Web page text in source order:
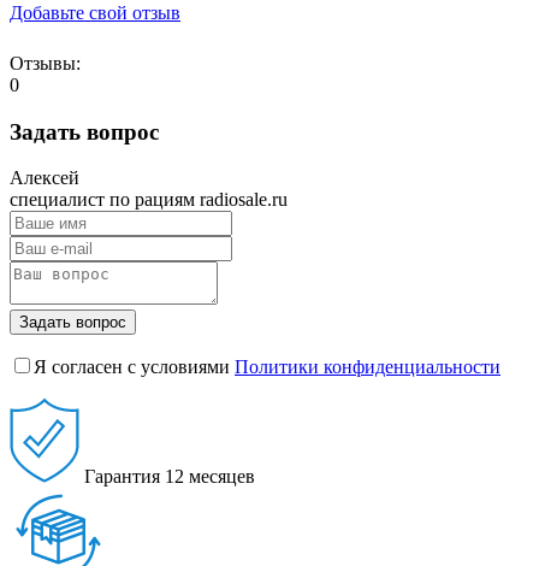
Добавьте свой отзыв
Отзывы:
0
Задать вопрос
Алексей
специалист по рациям radiosale.ru
Задать вопрос
Я согласен с условиями Политики конфиденциальности
Гарантия 12 месяцев